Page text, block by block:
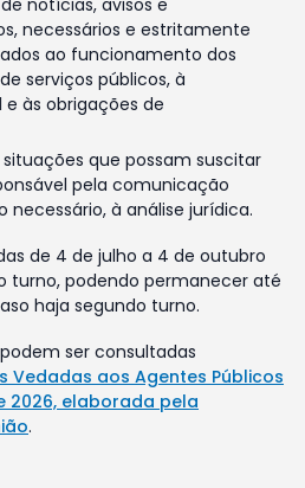
notícias, avisos e
necessários e estritamente
ao funcionamento dos
serviços públicos, à
às obrigações de
que possam suscitar
pela comunicação
necessário, à análise jurídica.
de 4 de julho a 4 de outubro
turno, podendo permanecer até
haja segundo turno.
ser consultadas
Vedadas aos Agentes Públicos
2026, elaborada pela
.